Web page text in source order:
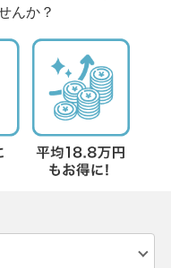
んか？